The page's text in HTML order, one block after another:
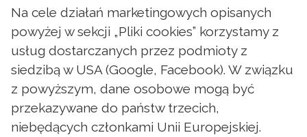
Na cele działań marketingowych opisanych
powyżej w sekcji „Pliki cookies” korzystamy z
usług dostarczanych przez podmioty z
siedzibą w USA (Google, Facebook). W związku
z powyższym, dane osobowe mogą być
przekazywane do państw trzecich,
niebędących członkami Unii Europejskiej.